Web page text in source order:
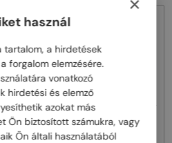
48/72
Dior—Napszemüvegek
DIORB23 S4I - 64A0 V - 56
használ
tartalom, a hirdetések
forgalom elemzésére.
vonatkozó
hirdetési és elemző
azokat más
Ön biztosított számukra, vagy
Ön általi használatából